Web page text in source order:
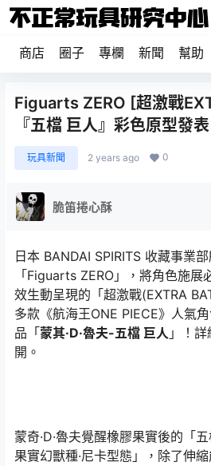
商店 圈子 專欄 新聞 幫助
Figuarts ZERO [超激戰
『五檔 巨人』彩色原型發表
玩具新聞 2 years ago 0
脆笛捲心酥
日本 BANDAI SPIRITS 收藏事業
「Figuarts ZERO」，將角色施
效生動呈現的「超激戰(EXTRA
多款《航海王ONE PIECE》人氣
品「蒙其·D·魯夫-五檔 巨人 」！
開。
蒙奇·D·魯夫覺醒橡膠果實後的「
果實幻獸種·尼卡型態」，除了伸